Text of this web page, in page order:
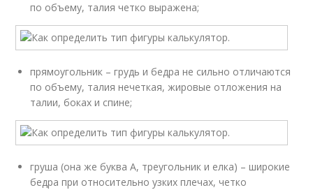
по объему, талия четко выражена;
прямоугольник – грудь и бедра не сильно отличаются
по объему, талия нечеткая, жировые отложения на
талии, боках и спине;
груша (она же буква А, треугольник и елка) – широкие
бедра при относительно узких плечах, четко